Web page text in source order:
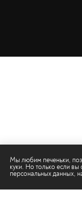
Мы любим печеньки,
куки. Но только если вы
персональных данных,